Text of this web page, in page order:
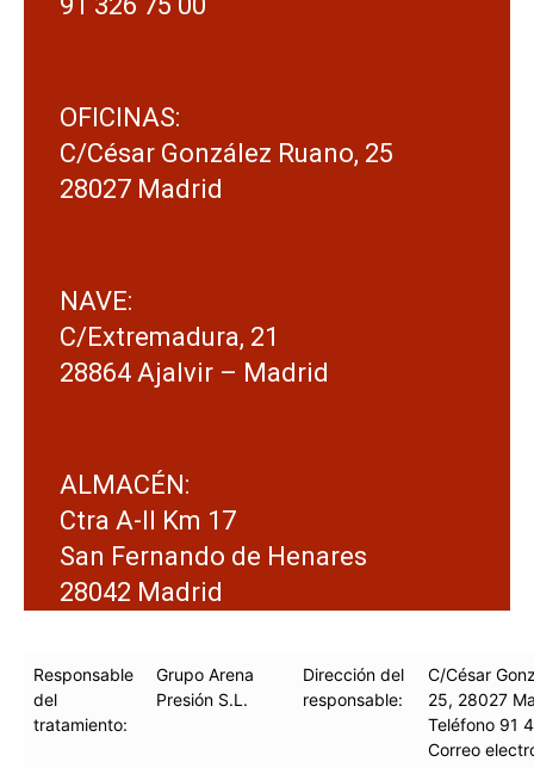
OFICINAS:
C/César González Ruano, 25
28027 Madrid
NAVE:
C/Extremadura, 21
28864 Ajalvir – Madrid
ALMACÉN:
Ctra A-II Km 17
San Fernando de Henares
28042 Madrid
Responsable
del
tratamiento:
Grupo Arena
Presión S.L.
Dirección del
responsable:
C/César
25, 28027
Teléfono 91
Correo